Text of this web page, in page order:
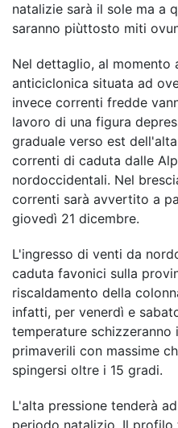
natalizie sarà il sole ma a
saranno piùttosto miti
Nel dettaglio, al momento
anticiclonica situata ad
invece correnti fredde
lavoro di una figura
graduale verso est
correnti di caduta dalle
nordoccidentali. Nel
correnti sarà avvertito a
giovedì 21 dicembre.
L'ingresso di venti da
caduta favonici sulla
riscaldamento della
infatti, per venerdì e
temperature schizzeranno
primaverili con massime
spingersi oltre i 15 gradi.
L'alta pressione tenderà